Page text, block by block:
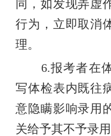
同，如发现弄虚
行为，立即取消
理。
6.报考者在
写体检表内既往
意隐瞒影响录用
关给予其不予录用